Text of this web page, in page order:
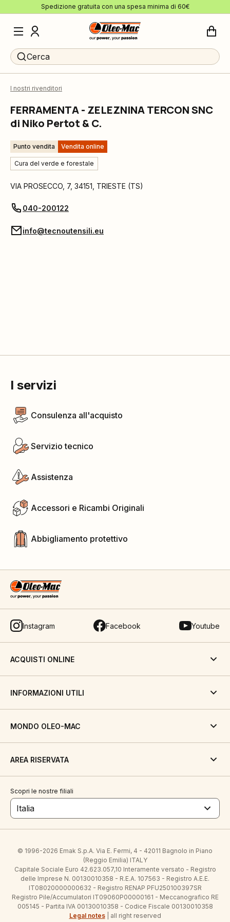
Spedizione gratuita con una spesa minima di 60€
Cerca
I nostri rivenditori
FERRAMENTA - ZELEZNINA TERCON SNC
di Niko Pertot & C.
Punto vendita Vendita online
Cura del verde e forestale
VIA PROSECCO, 7, 34151 TRIESTE (TS)
040-200122
info@tecnoutensili.eu
I servizi
Consulenza all'acquisto
Servizio tecnico
Assistenza
Accessori e Ricambi Originali
Abbigliamento protettivo
Instagram Facebook Youtube
ACQUISTI ONLINE
INFORMAZIONI UTILI
MONDO OLEO-MAC
AREA RISERVATA
Scopri le nostre filiali
Italia
© 1996-2026 Emak S.p.A. Via E. Fermi, 4 - 42011 Bagnolo in Piano
(Reggio Emilia) ITALY
Capitale Sociale Euro 42.623.057,10 Interamente versato - Registro
delle Imprese N. 00130010358 - R.E.A. 107563 - Registro A.E.E.
IT08020000000632 - Registro RENAP PFU250100397SR
Registro Pile/Accumulatori IT09060P00000161 - Meccanografico RE
005145 - Partita IVA 00130010358 - Codice Fiscale 00130010358
Legal notes| all right reserved